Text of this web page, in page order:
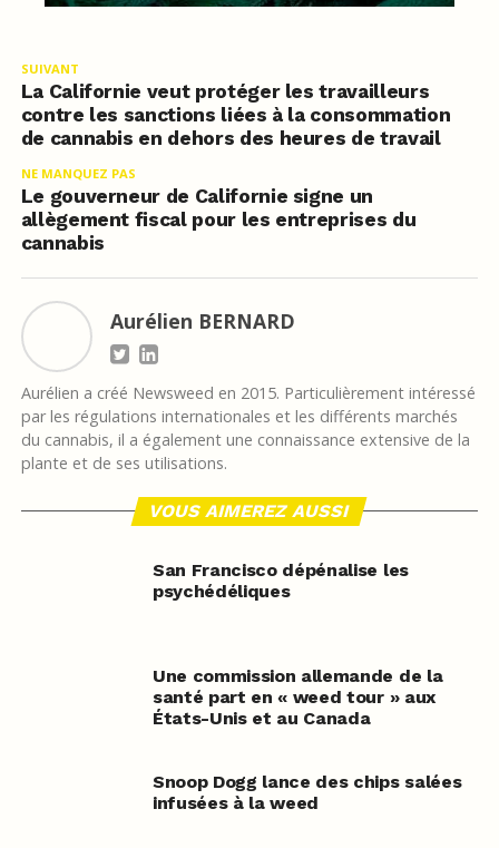
SUIVANT
La Californie veut protéger les travailleurs
contre les sanctions liées à la consommation
de cannabis en dehors des heures de travail
NE MANQUEZ PAS
Le gouverneur de Californie signe un
allègement fiscal pour les entreprises du
cannabis
Aurélien BERNARD
Aurélien a créé Newsweed en 2015. Particulièrement intéressé
par les régulations internationales et les différents marchés
du cannabis, il a également une connaissance extensive de la
plante et de ses utilisations.
VOUS AIMEREZ AUSSI
San Francisco dépénalise les
psychédéliques
Une commission allemande de la
santé part en « weed tour » aux
États-Unis et au Canada
Snoop Dogg lance des chips salées
infusées à la weed